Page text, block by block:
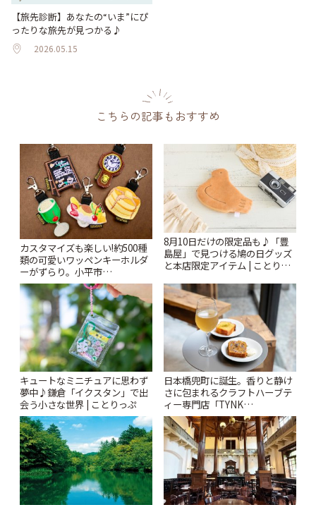
【旅先診断】あなたの“いま”にぴ
ったりな旅先が見つかる♪
2026.05.15
こちらの記事もおすすめ
カスタマイズも楽しい!約500種
類の可愛いワッペンキーホルダ
ーがずらり。小平市
「Kimamaya T&K」 | ことりっ
ぷ
8月10日だけの限定品も♪「豊
島屋」で見つける鳩の日グッズ
と本店限定アイテム | ことりっ
キュートなミニチュアに思わず
夢中♪鎌倉「イクスタン」で出
会う小さな世界 | ことりっぷ
日本橋兜町に誕生。香りと静け
さに包まれるクラフトハーブテ
ィー専門店「TYNK
Kabutocho」 | ことりっぷ